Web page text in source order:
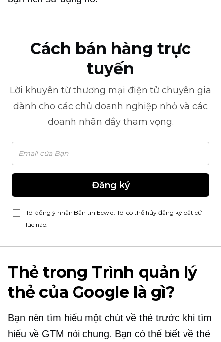
Cách bán hàng trực
tuyến
Lời khuyên từ thương mại điện tử chuyên gia
dành cho các chủ doanh nghiệp nhỏ và các
doanh nhân đầy tham vọng.
Đăng ký
Tôi đồng ý nhận Bản tin Ecwid. Tôi có thể hủy đăng ký bất cứ
lúc nào.
Thẻ trong Trình quản lý
thẻ của Google là gì?
Bạn nên tìm hiểu một chút về thẻ trước khi tìm
hiểu về GTM nói chung. Bạn có thể biết về thẻ